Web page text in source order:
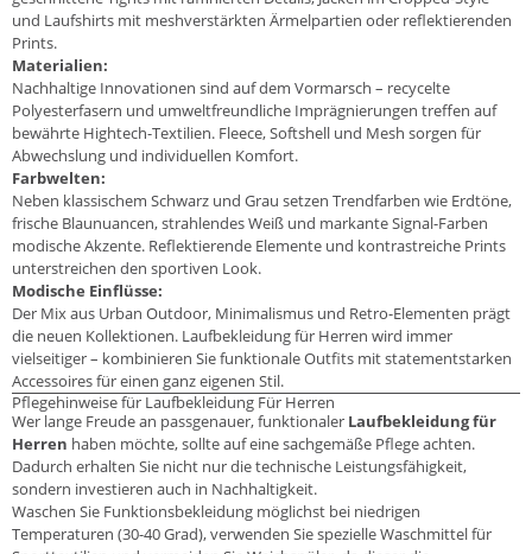
und Laufshirts mit meshverstärkten Ärmelpartien oder reflektierenden
Prints.
Materialien:
Nachhaltige Innovationen sind auf dem Vormarsch – recycelte
Polyesterfasern und umweltfreundliche Imprägnierungen treffen auf
bewährte Hightech-Textilien. Fleece, Softshell und Mesh sorgen für
Abwechslung und individuellen Komfort.
Farbwelten:
Neben klassischem Schwarz und Grau setzen Trendfarben wie Erdtöne,
frische Blaunuancen, strahlendes Weiß und markante Signal-Farben
modische Akzente. Reflektierende Elemente und kontrastreiche Prints
unterstreichen den sportiven Look.
Modische Einflüsse:
Der Mix aus Urban Outdoor, Minimalismus und Retro-Elementen prägt
die neuen Kollektionen. Laufbekleidung für Herren wird immer
vielseitiger – kombinieren Sie funktionale Outfits mit statementstarken
Accessoires für einen ganz eigenen Stil.
Pflegehinweise für Laufbekleidung Für Herren
Wer lange Freude an passgenauer, funktionaler Laufbekleidung für
Herren haben möchte, sollte auf eine sachgemäße Pflege achten.
Dadurch erhalten Sie nicht nur die technische Leistungsfähigkeit,
sondern investieren auch in Nachhaltigkeit.
Waschen Sie Funktionsbekleidung möglichst bei niedrigen
Temperaturen (30-40 Grad), verwenden Sie spezielle Waschmittel für